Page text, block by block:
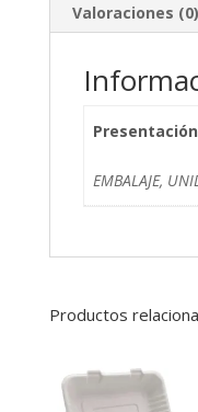
Valoraciones (0)
Presentación
EMBALAJE,
Productos